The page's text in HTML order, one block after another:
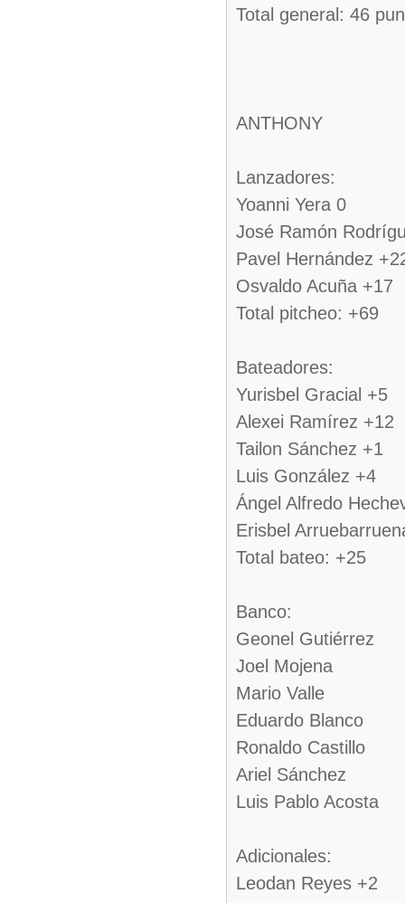
Total general: 46
ANTHONY
Lanzadores:
Yoanni Yera 0
José Ramón
Pavel Hernández
Osvaldo Acuña +17
Total pitcheo: +69
Bateadores:
Yurisbel Gracial +5
Alexei Ramírez +12
Tailon Sánchez +1
Luis González +4
Ángel Alfredo
Erisbel
Total bateo: +25
Banco:
Geonel Gutiérrez
Joel Mojena
Mario Valle
Eduardo Blanco
Ronaldo Castillo
Ariel Sánchez
Luis Pablo Acosta
Adicionales:
Leodan Reyes +2